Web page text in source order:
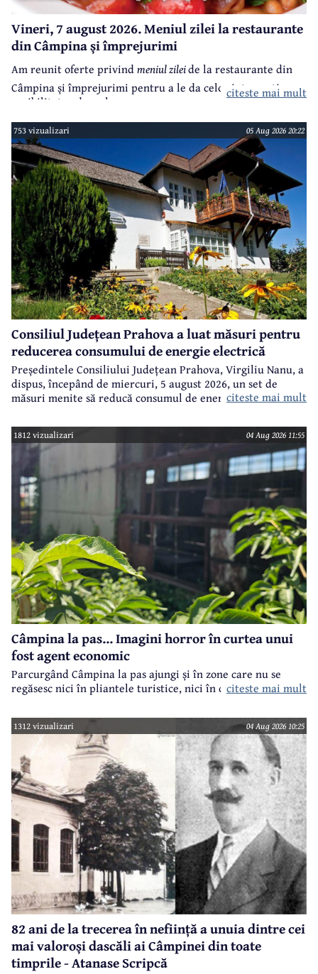
Vineri, 7 august 2026. Meniul zilei la restaurante
din Câmpina și împrejurimi
Am reunit oferte privindmeniul zileide la restaurante din
Câmpina și împrejurimi pentru a le da celor interesați
posibilitatea de a alege.
citeste mai mult
753 vizualizari 05 Aug 2026 20:22
Consiliul Județean Prahova a luat măsuri pentru
reducerea consumului de energie electrică
Președintele Consiliului Județean Prahova, Virgiliu Nanu, a
dispus, începând de miercuri, 5 august 2026, un set de
măsuri menite să reducă consumul de energie electrică în
ca parte a unui demers mai amplu de utilizare responsabilă
a fondurilor publice.
citeste mai mult
1812 vizualizari 04 Aug 2026 11:55
Câmpina la pas... Imagini horror în curtea unui
fost agent economic
Parcurgând Câmpina la pas ajungi și în zone care nu se
regăsesc nici în pliantele turistice, nici în cele.. electorale.
citeste mai mult
1312 vizualizari 04 Aug 2026 10:25
82 ani de la trecerea în neființă a unuia dintre cei
mai valoroși dascăli ai Câmpinei din toate
timprile - Atanase Scripcă